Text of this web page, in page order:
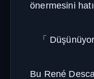
önermesini
「
Bu René